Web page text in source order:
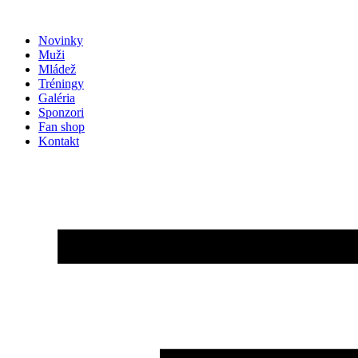
obsah
Novinky
Muži
Mládež
Tréningy
Galéria
Sponzori
Fan shop
Kontakt